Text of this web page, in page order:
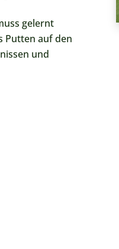
gelernt
Putten auf den
und